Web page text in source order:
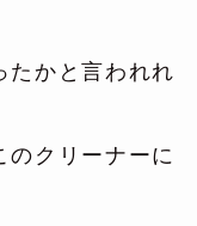
たかと言われれ
のクリーナーに